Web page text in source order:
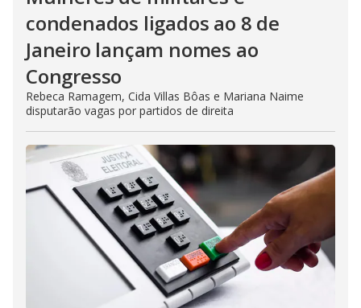
condenados ligados ao 8 de
Janeiro lançam nomes ao
Congresso
Rebeca Ramagem, Cida Villas Bôas e Mariana Naime
disputarão vagas por partidos de direita